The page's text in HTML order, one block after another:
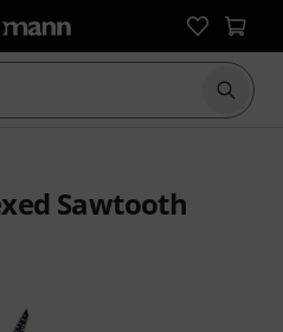
Suche
Sawtooth
aus 10 Kundenbewertungen